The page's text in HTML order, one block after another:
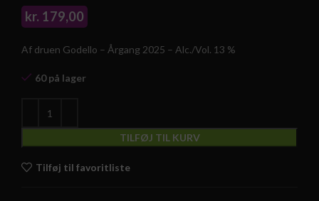
kr. 179,00
Af druen Godello – Årgang 2025 – Alc./Vol. 13 %
60 på lager
TILFØJ TIL KURV
Tilføj til favoritliste